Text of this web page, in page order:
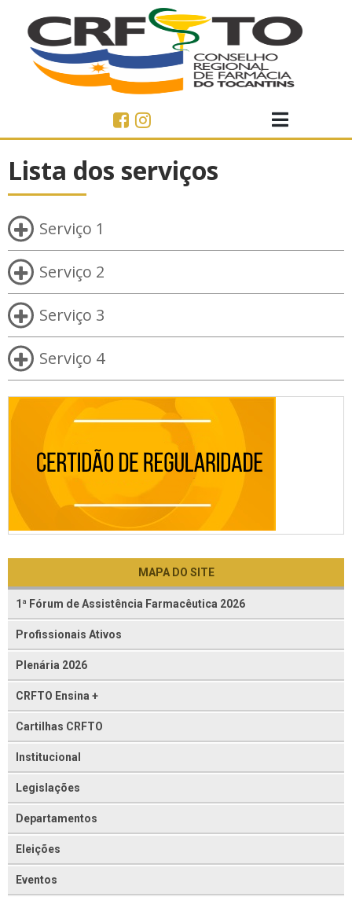
MAPA DO SITE
1ª Fórum de Assistência Farmacêutica 2026
Profissionais Ativos
Plenária 2026
CRFTO Ensina +
Cartilhas CRFTO
Institucional
Legislações
Departamentos
Eleições
Eventos
Lista dos serviços
Serviço 1
Serviço 2
Serviço 3
Serviço 4